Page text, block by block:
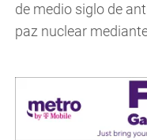
de medio siglo de
paz nuclear